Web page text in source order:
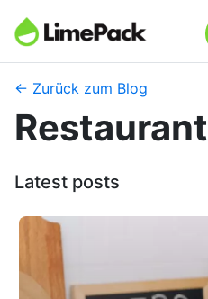
← Zurück zum Blog
Restaurant
Latest posts